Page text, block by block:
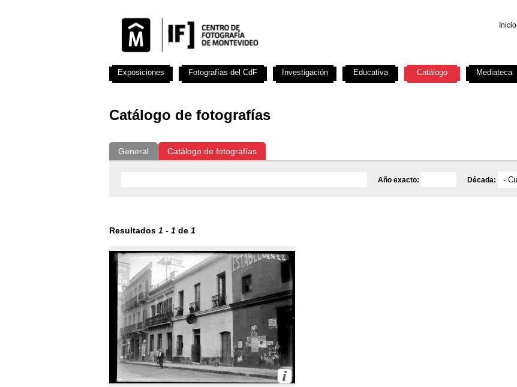
Inicio
Catálogo de fotografías
General Catálogo de fotografías
Año exacto: Década:
Resultados 1 - 1 de 1
Exposiciones Fotografías del CdF Investigación Educativa Catálogo Mediateca